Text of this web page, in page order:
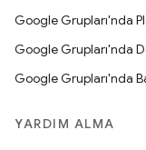
Google Grupları'nda
Google Grupları'nda
Google Grupları'nda
YARDIM ALMA